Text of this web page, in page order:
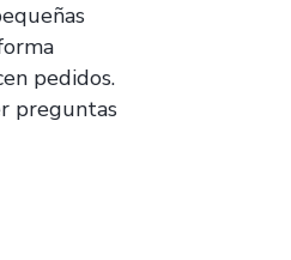
pedidos.
preguntas